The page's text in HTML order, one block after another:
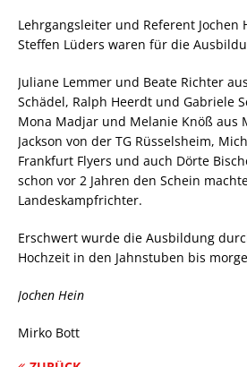
Lehrgangsleiter und Referent Jochen
Steffen Lüders waren für die
Juliane Lemmer und Beate Richter
Schädel, Ralph Heerdt und Gabriele
Mona Madjar und Melanie Knöß aus
Jackson von der TG Rüsselsheim,
Frankfurt Flyers und auch Dörte
schon vor 2 Jahren den Schein
Landeskampfrichter.
Erschwert wurde die Ausbildung
Hochzeit in den Jahnstuben bis
Jochen Hein
Mirko Bott